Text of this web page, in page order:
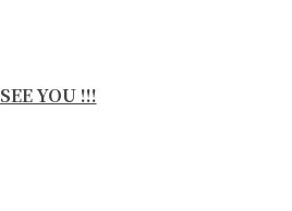
SEE YOU !!!